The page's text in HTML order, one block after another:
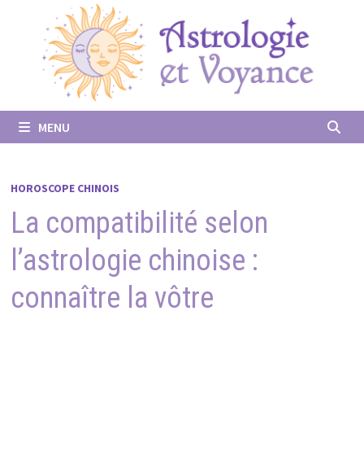
contenu
MENU
HOROSCOPE CHINOIS
La compatibilité selon
l’astrologie chinoise :
connaître la vôtre